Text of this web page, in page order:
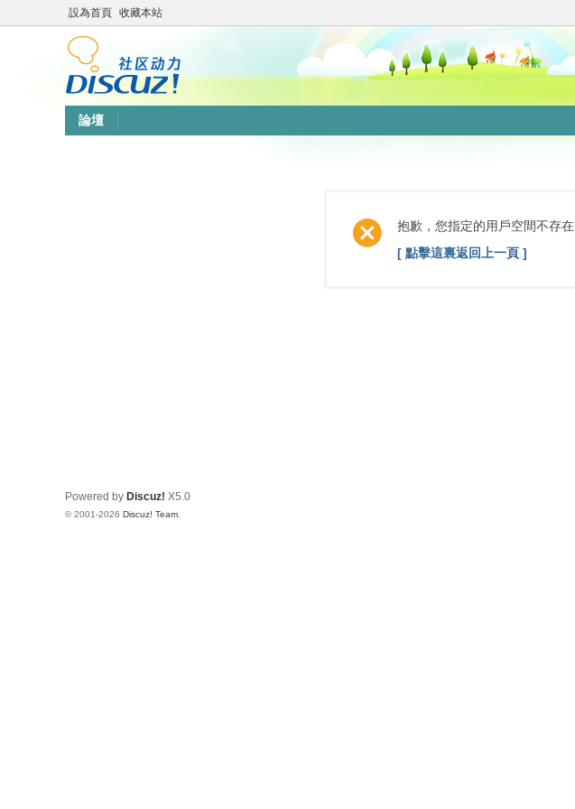
設為首頁 收藏本站
論壇
抱歉，您指定的用戶空間不存在
[ 點擊這裏返回上一頁 ]
Powered by Discuz! X5.0
© 2001-2026 Discuz! Team